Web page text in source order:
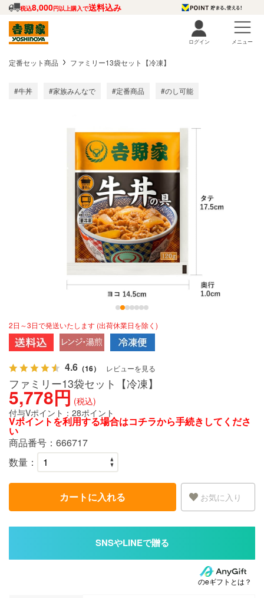
税込8,000円以上購入で送料込み
ログイン メニュー
定番セット商品 ファミリー13袋セット【冷凍】
#牛丼 #家族みんなで #定番商品 #のし可能
2日～3日で発送いたします (出荷休業日を除く)
4.6 （16） レビューを見る
ファミリー13袋セット【冷凍】
5,778円 (税込)
付与Vポイント： 28ポイント
Vポイントを利用する場合はコチラから手続きしてくださ
い
商品番号： 666717
数量：
カートに入れる お気に入り
のeギフトとは？